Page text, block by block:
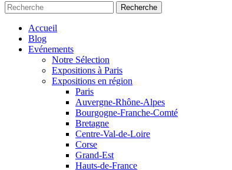
Recherche
pour:
Premier
menu
Aller
contenu
Accueil
Blog
Evénements
Notre Sélection
Expositions à Paris
Expositions en région
Paris
Auvergne-Rhône-Alpes
Bourgogne-Franche-Comté
Bretagne
Centre-Val-de-Loire
Corse
Grand-Est
Hauts-de-France